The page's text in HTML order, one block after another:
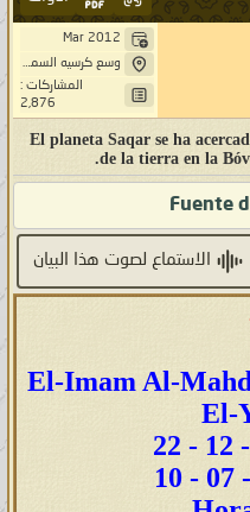
Mar 2012
وسع كرسيه السماوات و الارض
المشاركات :
2,876
El planeta Saqar se ha
de la tierra en la
Fuente
الاستماع لصوت هذا البيان
El-Imam Al-
El-
22 - 12
10 - 07